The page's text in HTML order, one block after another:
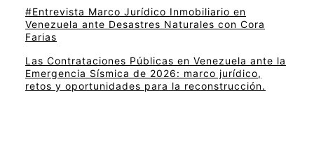
#Entrevista Marco Jurídico Inmobiliario en
Venezuela ante Desastres Naturales con Cora
Farias
Las Contrataciones Públicas en Venezuela ante la
Emergencia Sísmica de 2026: marco jurídico,
retos y oportunidades para la reconstrucción.